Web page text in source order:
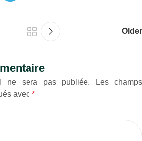
Older
ne sera pas publiée.
Les champs
avec *